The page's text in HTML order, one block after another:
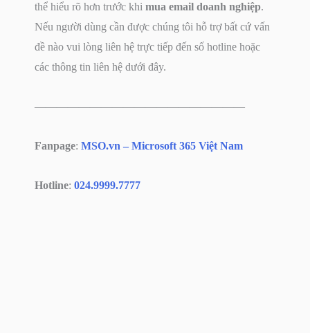
thể hiểu rõ hơn trước khi mua email doanh nghiệp.
Nếu người dùng cần được chúng tôi hỗ trợ bất cứ vấn
đề nào vui lòng liên hệ trực tiếp đến số hotline hoặc
các thông tin liên hệ dưới đây.
———————————————————
Fanpage: MSO.vn – Microsoft 365 Việt Nam
Hotline: 024.9999.7777